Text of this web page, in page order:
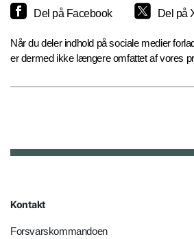
Del på Facebook Del på
Når du deler indhold på sociale medier
er dermed ikke længere omfattet af vores
Kontakt
Forsvarskommandoen